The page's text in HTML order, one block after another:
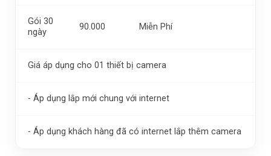
Gói 30
ngày
90.000 Miễn Phí
Giá áp dụng cho 01 thiết bị camera
- Áp dụng lắp mới chung với internet
- Áp dụng khách hàng đã có internet lắp thêm camera